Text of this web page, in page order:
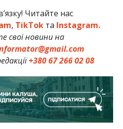
Читайте нас
, TikTokта Instagram.
свої новини на
+380 67 266 02 08